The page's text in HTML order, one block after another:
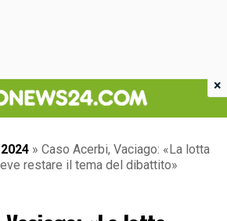
2024 » Caso Acerbi, Vaciago: «La lotta
restare il tema del dibattito»
×